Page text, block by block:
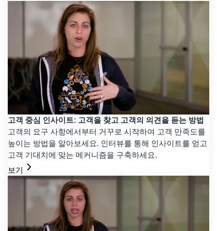
고객 중심 인사이트: 고객을 찾고 고객의 의견을 듣는 방법
고객의 요구 사항에서부터 거꾸로 시작하여 고객 만족도를
높이는 방법을 알아보세요. 인터뷰를 통해 인사이트를 얻고
고객 기대치에 맞는 메커니즘을 구축하세요.
보기